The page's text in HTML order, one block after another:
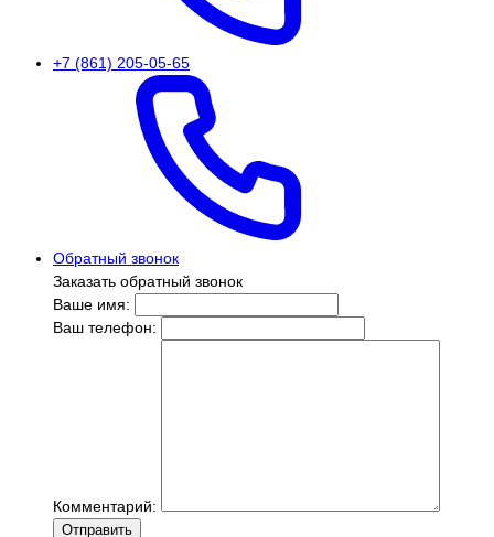
+7 (861) 205-05-65
Обратный звонок
Заказать обратный звонок
Ваше имя:
Ваш телефон:
Комментарий:
Отправить